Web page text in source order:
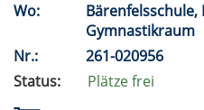
Wo:
Bärenfelsschule,
Gymnastikraum
Nr.:
261-020956
Status:
Plätze frei